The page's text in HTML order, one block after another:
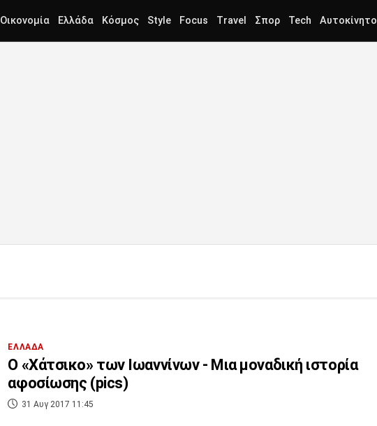
Οικονομία Ελλάδα Κόσμος Style Focus Travel Σπορ Tech Αυτοκίνητο
ΕΛΛΑΔΑ
Ο «Χάτσικο» των Ιωαννίνων - Μια μοναδική ιστορία
αφοσίωσης (pics)
31 Αυγ 2017 11:45